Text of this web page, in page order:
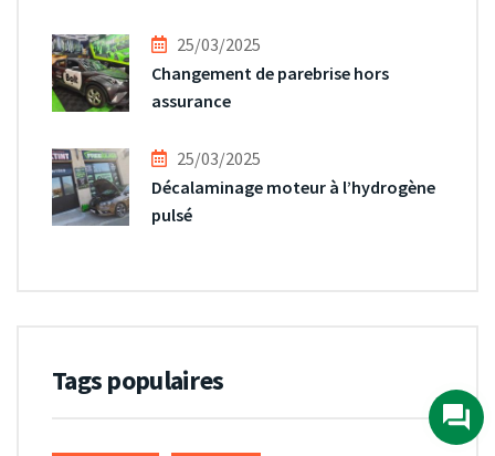
25/03/2025
Changement de parebrise hors
assurance
25/03/2025
Décalaminage moteur à l’hydrogène
pulsé
Tags populaires